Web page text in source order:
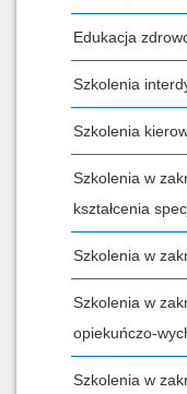
Edukacja
Szkolenia
Szkolenia
Szkolenia w
kształcenia
Szkolenia w
Szkolenia w
opiekuńczo-
Szkolenia w